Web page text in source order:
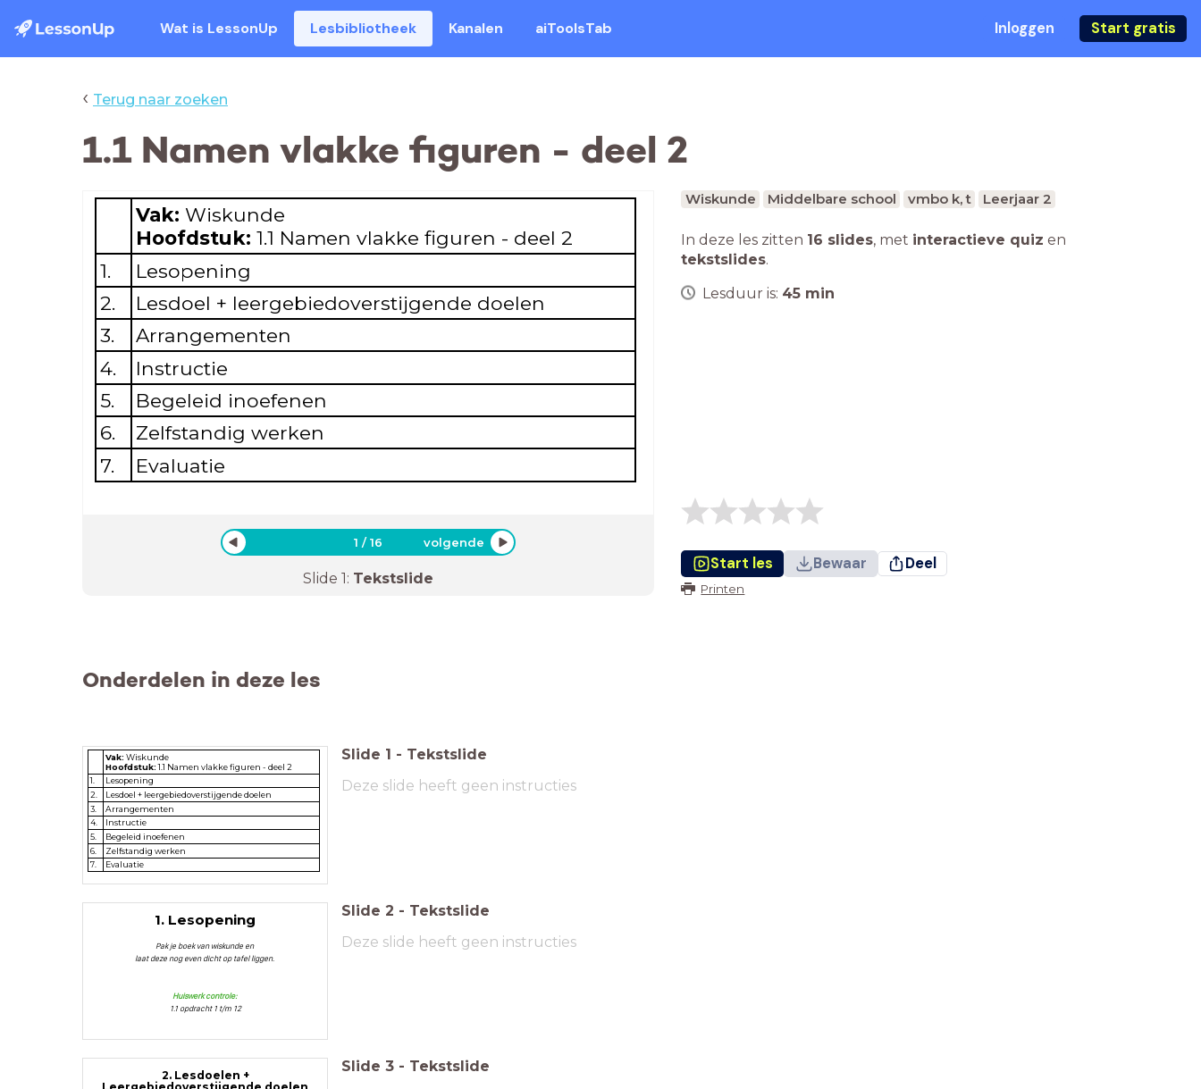
Wat is LessonUp Lesbibliotheek Kanalen aiToolsTab Inloggen Start gratis
‹ Terug naar zoeken
1.1 Namen vlakke figuren - deel 2
Vak: Wiskunde
Hoofdstuk: 1.1 Namen vlakke figuren - deel 2
1.
Lesopening
2.
Lesdoel + leergebiedoverstijgende doelen
3.
Arrangementen
4.
Instructie
5.
Begeleid inoefenen
6.
Zelfstandig werken
7.
Evaluatie
1 /16 volgende
Slide 1: Tekstslide
Wiskunde Middelbare school vmbo k, t Leerjaar 2
In deze les zitten 16 slides, met interactieve quiz en
tekstslides.
Lesduur is: 45 min
Start les Bewaar Deel
Printen
Onderdelen in deze les
Vak: Wiskunde
Hoofdstuk:1.1 Namen vlakke figuren - deel 2
1.
Lesopening
2.
Lesdoel + leergebiedoverstijgende doelen
3.
Arrangementen
4.
Instructie
5.
Begeleid inoefenen
6.
Zelfstandig werken
7.
Evaluatie
Slide 1 - Tekstslide
Deze slide heeft geen instructies
1. Lesopening
Pak je boek van wiskunde en
laat deze nog even dicht op tafel liggen.
Huiswerk controle:
1.1 opdracht 1 t/m 12
Slide 2 - Tekstslide
Deze slide heeft geen instructies
2. Lesdoelen +
Slide 3 - Tekstslide